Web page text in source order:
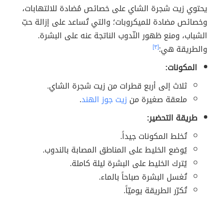
يحتوي زيت شجرة الشاي على خصائص مُضادة للالتهابات،
وخصائص مضادة للميكروبات؛ والتي تُساعد على إزالة حبّ
الشباب، ومنع ظهور النّدوب الناتجة عنه على البشرة.
والطريقة هي:[٣]
المكونات:
ثلاث إلى أربع قطرات من زيت شجرة الشاي.
ملعقة صغيرة من زيت جوز الهند.
طريقة التحضير:
تُخلط المكونات جيداً.
يُوضع الخليط على المناطق المصابة بالندوب.
يُترك الخليط على البشرة ليلة كاملة.
تُغسل البشرة صباحاً بالماء.
تُكرّر الطريقة يوميّاً.